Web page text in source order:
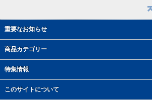
重要なお知らせ
商品カテゴリー
特集情報
このサイトについて